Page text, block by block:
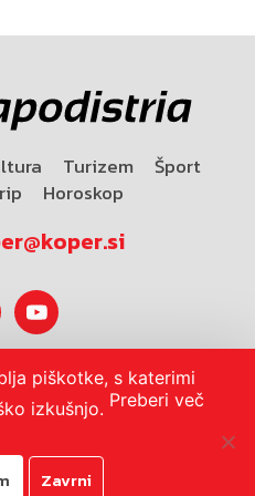
Turizem
Šport
Horoskop
piškotke, s katerimi
izkušnjo. Preberi več
Zavrni